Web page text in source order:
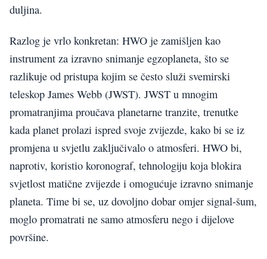
duljina.
Razlog je vrlo konkretan: HWO je zamišljen kao
instrument za izravno snimanje egzoplaneta, što se
razlikuje od pristupa kojim se često služi svemirski
teleskop James Webb (JWST). JWST u mnogim
promatranjima proučava planetarne tranzite, trenutke
kada planet prolazi ispred svoje zvijezde, kako bi se iz
promjena u svjetlu zaključivalo o atmosferi. HWO bi,
naprotiv, koristio koronograf, tehnologiju koja blokira
svjetlost matične zvijezde i omogućuje izravno snimanje
planeta. Time bi se, uz dovoljno dobar omjer signal-šum,
moglo promatrati ne samo atmosferu nego i dijelove
površine.